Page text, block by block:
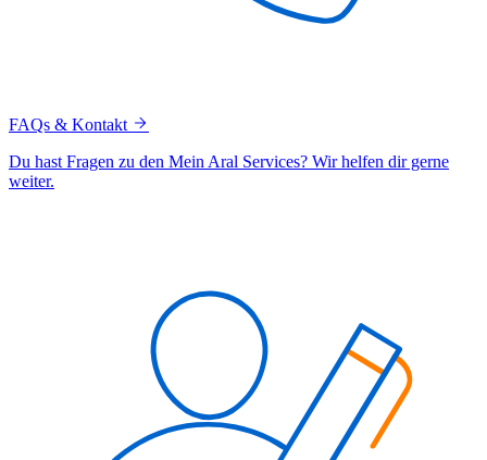
FAQs & Kontakt
Du hast Fragen zu den Mein Aral Services? Wir helfen dir gerne
weiter.